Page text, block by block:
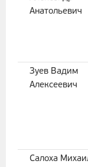
Анатольевич
Зуев Вадим
Алексеевич
Салоха